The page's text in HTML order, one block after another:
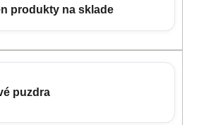
produkty na sklade
puzdra